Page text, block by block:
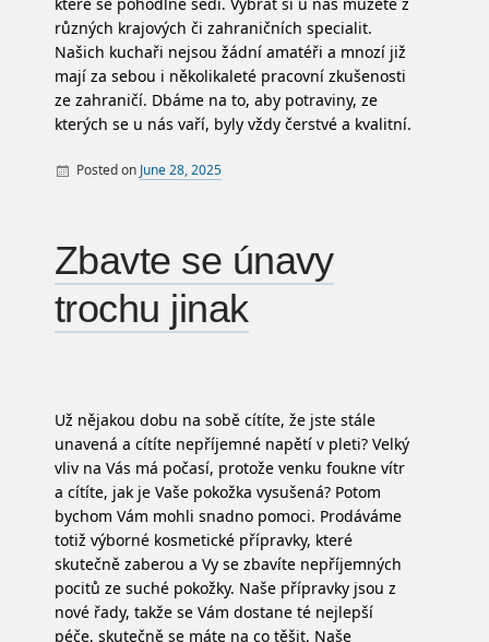
různých krajových či zahraničních specialit.
Našich kuchaři nejsou žádní amatéři a mnozí již
mají za sebou i několikaleté pracovní zkušenosti
ze zahraničí. Dbáme na to, aby potraviny, ze
kterých se u nás vaří, byly vždy čerstvé a kvalitní.
Posted on June 28, 2025
Zbavte se únavy
trochu jinak
Už nějakou dobu na sobě cítíte, že jste stále
unavená a cítíte nepříjemné napětí v pleti? Velký
vliv na Vás má počasí, protože venku foukne vítr
a cítíte, jak je Vaše pokožka vysušená? Potom
bychom Vám mohli snadno pomoci. Prodáváme
totiž výborné kosmetické přípravky, které
skutečně zaberou a Vy se zbavíte nepříjemných
pocitů ze suché pokožky. Naše přípravky jsou z
nové řady, takže se Vám dostane té nejlepší
péče, skutečně se máte na co těšit. Naše